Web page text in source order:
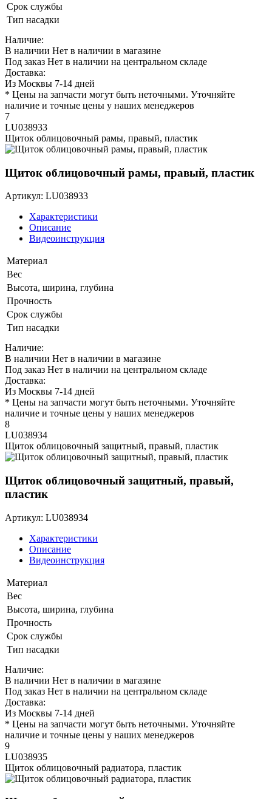
Срок службы
Тип насадки
Наличие:
В наличии Нет в наличии в магазине
Под заказ Нет в наличии на центральном складе
Доставка:
Из Москвы 7-14 дней
* Цены на запчасти могут быть неточными. Уточняйте
наличие и точные цены у наших менеджеров
7
LU038933
Щиток облицовочный рамы, правый, пластик
Щиток облицовочный рамы, правый, пластик
Артикул: LU038933
Характеристики
Описание
Видеоинструкция
Материал
Вес
Высота, ширина, глубина
Прочность
Срок службы
Тип насадки
Наличие:
В наличии Нет в наличии в магазине
Под заказ Нет в наличии на центральном складе
Доставка:
Из Москвы 7-14 дней
* Цены на запчасти могут быть неточными. Уточняйте
наличие и точные цены у наших менеджеров
8
LU038934
Щиток облицовочный защитный, правый, пластик
Щиток облицовочный защитный, правый,
пластик
Артикул: LU038934
Характеристики
Описание
Видеоинструкция
Материал
Вес
Высота, ширина, глубина
Прочность
Срок службы
Тип насадки
Наличие:
В наличии Нет в наличии в магазине
Под заказ Нет в наличии на центральном складе
Доставка:
Из Москвы 7-14 дней
* Цены на запчасти могут быть неточными. Уточняйте
наличие и точные цены у наших менеджеров
9
LU038935
Щиток облицовочный радиатора, пластик